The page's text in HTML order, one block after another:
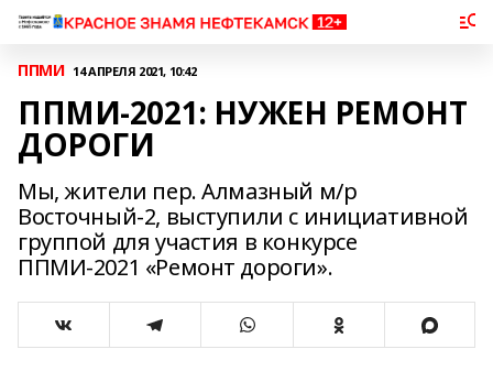
ППМИ 14 АПРЕЛЯ 2021, 10:42
ППМИ-2021: НУЖЕН РЕМОНТ
ДОРОГИ
Мы, жители пер. Алмазный м/р
Восточный-2, выступили с инициативной
группой для участия в конкурсе
ППМИ-2021 «Ремонт дороги».